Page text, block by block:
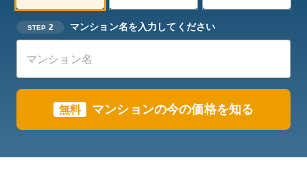
STEP 2 マンション名を入力してください
無料 マンションの今の価格を知る